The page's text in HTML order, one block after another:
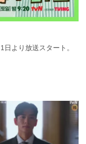
より放送スタート。